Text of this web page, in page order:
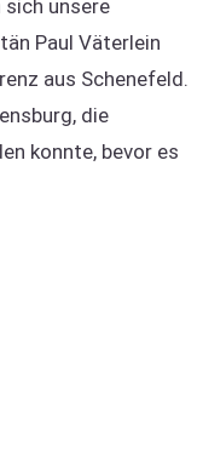
unsere
Paul Väterlein
aus Schenefeld.
die
konnte, bevor es